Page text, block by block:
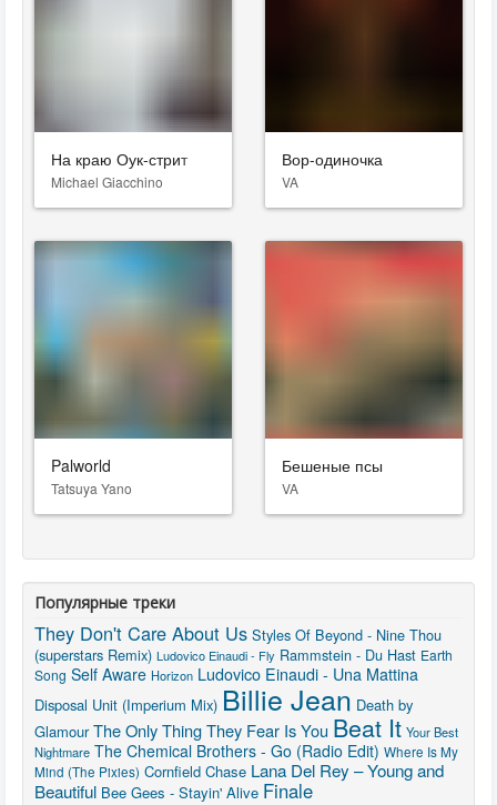
На краю Оук-стрит
Michael Giacchino
Вор-одиночка
VA
Palworld
Tatsuya Yano
Бешеные псы
VA
Популярные треки
They Don't Care About Us Styles Of Beyond - Nine Thou
(superstars Remix) Ludovico Einaudi - Fly Rammstein - Du Hast Earth
Song Self Aware Horizon Ludovico Einaudi - Una Mattina
Disposal Unit (Imperium Mix) Billie Jean Death by
Glamour The Only Thing They Fear Is You Beat It Your Best
Nightmare The Chemical Brothers - Go (Radio Edit) Where Is My
Mind (The Pixies) Cornfield Chase Lana Del Rey – Young and
Beautiful Bee Gees - Stayin' Alive Finale